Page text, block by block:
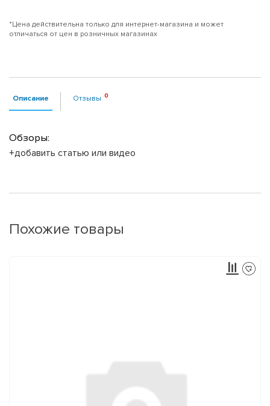
*Цена действительна только для интернет-магазина и может
отличаться от цен в розничных магазинах
Описание Отзывы
Обзоры:
+добавить статью или видео
Похожие товары